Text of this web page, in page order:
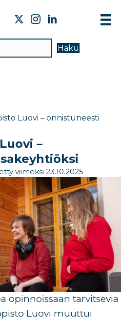
Haku
Luovi – onnistuneesti
–
viimeksi 23.10.2025
opinnoissaan tarvitsevia
Luovi muuttui